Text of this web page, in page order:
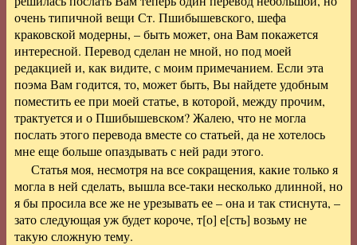
очень типичной вещи Ст. Пшибышевского, шефа
краковской модерны, – быть может, она Вам покажется
интересной. Перевод сделан не мной, но под моей
редакцией и, как видите, с моим примечанием. Если эта
поэма Вам годится, то, может быть, Вы найдете удобным
поместить ее при моей статье, в которой, между прочим,
трактуется и о Пшибышевском? Жалею, что не могла
послать этого перевода вместе со статьей, да не хотелось
мне еще больше опаздывать с ней ради этого.
Статья моя, несмотря на все сокращения, какие только я
могла в ней сделать, вышла все-таки несколько длинной, но
я бы просила все же не урезывать ее – она и так стиснута, –
зато следующая уж будет короче, т[о] е[сть] возьму не
такую сложную тему.